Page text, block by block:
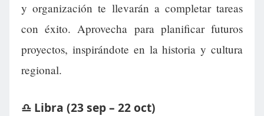
y organización te llevarán a completar tareas
con éxito. Aprovecha para planificar futuros
proyectos, inspirándote en la historia y cultura
regional.
♎ Libra (23 sep – 22 oct)